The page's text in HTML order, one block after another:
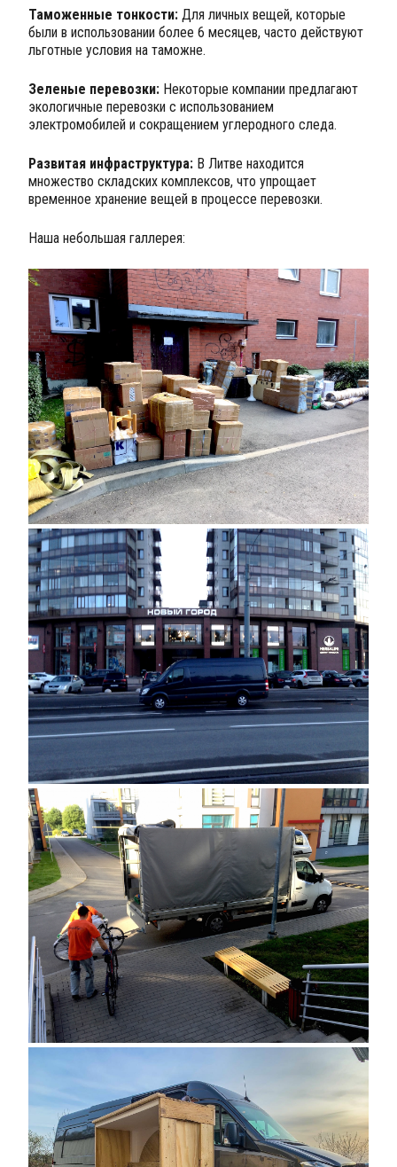
Таможенные тонкости: Для личных вещей, которые
были в использовании более 6 месяцев, часто действуют
льготные условия на таможне.
Зеленые перевозки: Некоторые компании предлагают
экологичные перевозки с использованием
электромобилей и сокращением углеродного следа.
Развитая инфраструктура: В Литве находится
множество складских комплексов, что упрощает
временное хранение вещей в процессе перевозки.
Наша небольшая галлерея: